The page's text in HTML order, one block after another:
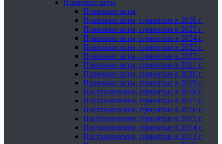
Правовые акты
Правовые акты
Правовые акты, принятые в 2026 г.
Правовые акты, принятые в 2025 г.
Правовые акты, принятые в 2024 г.
Правовые акты, принятые в 2023 г.
Правовые акты, принятые в 2022 г.
Правовые акты, принятые в 2021 г.
Правовые акты, принятые в 2020 г.
Правовые акты, принятые в 2019 г.
Постановления, принятые в 2018 г.
Постановления, принятые в 2017 г.
Постановления, принятые в 2016 г.
Постановления, принятые в 2015 г.
Постановления, принятые в 2014 г.
Постановления, принятые в 2013 г.